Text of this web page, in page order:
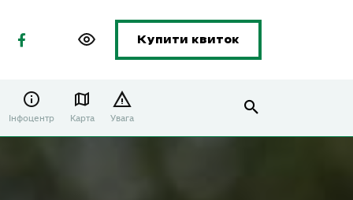
Купити квиток
Інфоцентр Карта Увага